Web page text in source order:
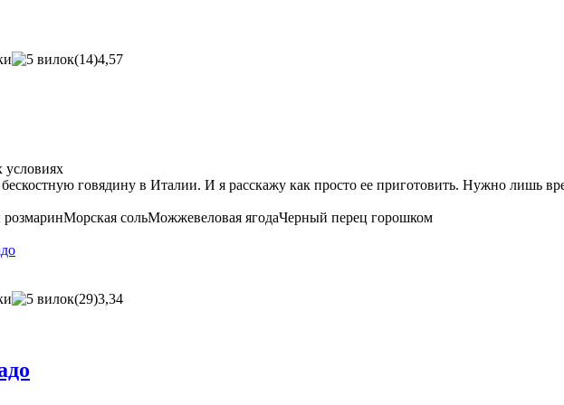
(14)4,57
условиях
говядину в Италии. И я расскажу как просто ее приготовить. Нужно лишь
Морская сольМожжевеловая ягодаЧерный перец горошком
(29)3,34